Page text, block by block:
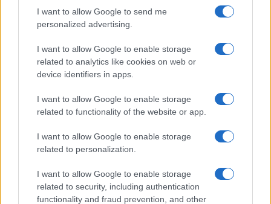
I want to allow Google to send me
personalized advertising.
I want to allow Google to enable storage
related to analytics like cookies on web or
device identifiers in apps.
I want to allow Google to enable storage
related to functionality of the website or app.
I want to allow Google to enable storage
related to personalization.
I want to allow Google to enable storage
related to security, including authentication
functionality and fraud prevention, and other
Continua a leggere
ESG NEWS